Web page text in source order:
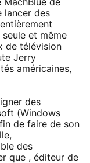
MachBlue de
lancer des
et même
de télévision
Jerry
américaines,
des
(Windows
de faire de son
des
que , éditeur de